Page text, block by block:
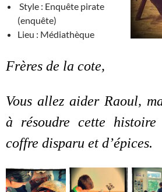
Style : Enquête pirate
(enquête)
Lieu : Médiathèque
Frères de la cote,
Vous allez aider Raoul,
à résoudre cette
coffre disparu et d’épices.